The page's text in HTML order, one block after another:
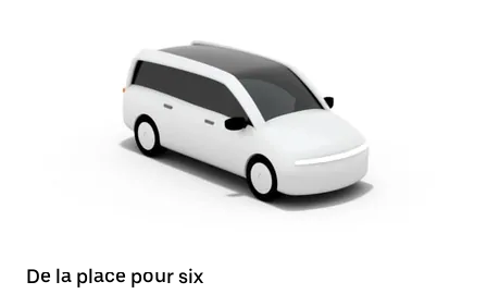
De la place pour six